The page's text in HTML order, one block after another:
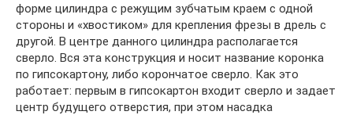
форме цилиндра с режущим зубчатым краем с одной
стороны и «хвостиком» для крепления фрезы в дрель с
другой. В центре данного цилиндра располагается
сверло. Вся эта конструкция и носит название коронка
по гипсокартону, либо корончатое сверло. Как это
работает: первым в гипсокартон входит сверло и задает
центр будущего отверстия, при этом насадка